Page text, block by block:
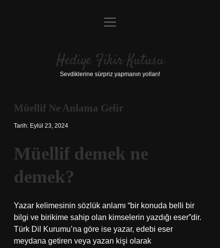
Anasayfa
Yasal Uyarı
menüyü
Hediye Fikir Kutusu
Sevdiklerine sürpriz yapmanın yolları!
Müellif Ne Anlama Gelir
Tarih: Eylül 23, 2024
Müellif demek ne
demek?
Yazar kelimesinin sözlük anlamı “bir konuda belli bir
bilgi ve birikime sahip olan kimselerin yazdığı eser”dir.
Türk Dil Kurumu’na göre ise yazar, edebi eser
meydana getiren veya yazan kişi olarak